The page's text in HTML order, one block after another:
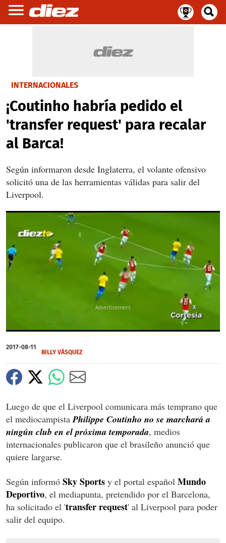
INTERNACIONALES
¡Coutinho habría pedido el
'transfer request' para recalar
al Barca!
Según informaron desde Inglaterra, el volante ofensivo
solicitó una de las herramientas válidas para salir del
Liverpool.
seconds
of
seconds
X
2017-08-11
BILLY VÁSQUEZ
Luego de que el Liverpool comunicara más temprano que
el mediocampista Philippe Coutinho no se marchará a
ningún club en el próxima temporada, medios
internacionales publicaron que el brasileño anunció que
quiere largarse.
Según informó Sky Sports y el portal español Mundo
Deportivo, el mediapunta, pretendido por el Barcelona,
ha solicitado el 'transfer request' al Liverpool para poder
salir del equipo.